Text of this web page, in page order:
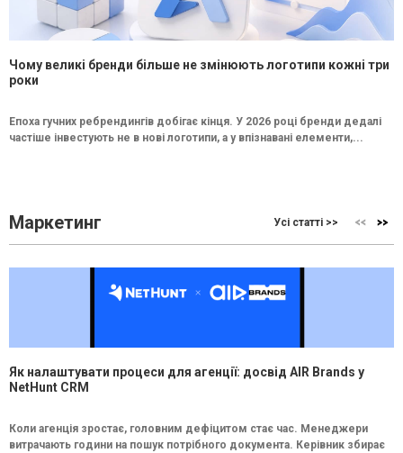
Чому великі бренди більше не змінюють логотипи кожні три
роки
Епоха гучних ребрендингів добігає кінця. У 2026 році бренди дедалі
частіше інвестують не в нові логотипи, а у впізнавані елементи,...
Маркетинг Усі статті >>
Як налаштувати процеси для агенції: досвід AIR Brands у
NetHunt CRM
Коли агенція зростає, головним дефіцитом стає час. Менеджери
витрачають години на пошук потрібного документа. Керівник збирає